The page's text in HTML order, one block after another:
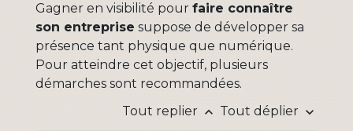
Gagner en visibilité pour faire connaître
son entreprise suppose de développer sa
présence tant physique que numérique.
Pour atteindre cet objectif, plusieurs
démarches sont recommandées.
Tout replier keyboard_arrow_up Tout déplier keyboard_arrow_down